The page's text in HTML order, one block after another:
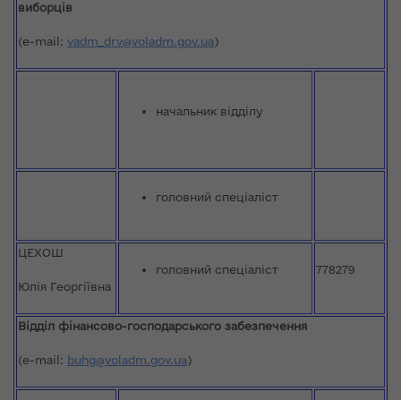
виборців
(e-mail: vadm_drv@voladm.gov.ua)
начальник відділу
головний спеціаліст
ЦЕХОШ
Юлія Георгіївна
головний спеціаліст 778279
Відділ фінансово-господарського забезпечення
(e-mail: buhg@voladm.gov.ua)